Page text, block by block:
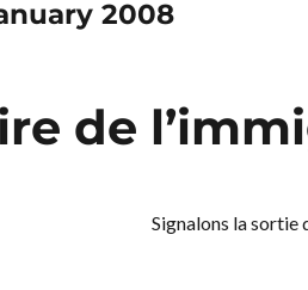
2008
de
Signalons la sortie